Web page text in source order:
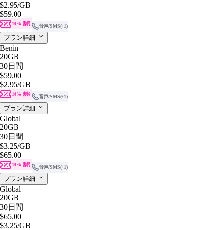
$2.95/GB
$59.00
10% 割引 音声/SMS(+1)
プラン詳細
Benin
20GB
30日間
$59.00
$2.95/GB
10% 割引 音声/SMS(+1)
プラン詳細
Global
20GB
30日間
$3.25/GB
$65.00
10% 割引 音声/SMS(+1)
プラン詳細
Global
20GB
30日間
$65.00
$3.25/GB